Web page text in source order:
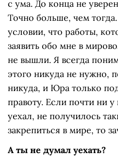
с ума. До конца не
Точно больше, чем
условии, что работы,
заявить обо мне в
не вышли. Я всегда
этого никуда не нужно,
никуда, и Юра только
правоту. Если почти ни у
уехал, не получилось
закрепиться в мире, то
А ты не думал уехать?